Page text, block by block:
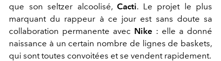
que son seltzer alcoolisé, Cacti. Le projet le plus
marquant du rappeur à ce jour est sans doute sa
collaboration permanente avec Nike : elle a donné
naissance à un certain nombre de lignes de baskets,
qui sont toutes convoitées et se vendent rapidement.